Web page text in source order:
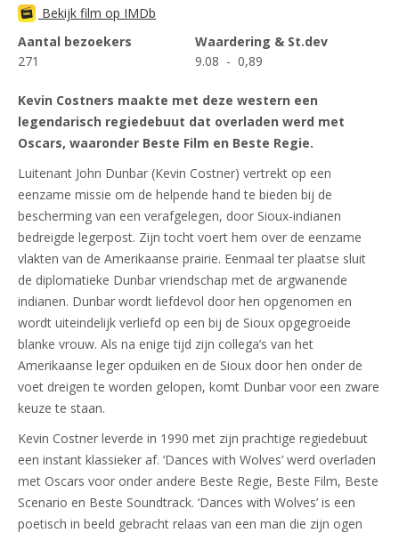
Bekijk film op IMDb
Aantal bezoekers
271
Waardering & St.dev
9.08 - 0,89
Kevin Costners maakte met deze western een
legendarisch regiedebuut dat overladen werd met
Oscars, waaronder Beste Film en Beste Regie.
Luitenant John Dunbar (Kevin Costner) vertrekt op een
eenzame missie om de helpende hand te bieden bij de
bescherming van een verafgelegen, door Sioux-indianen
bedreigde legerpost. Zijn tocht voert hem over de eenzame
vlakten van de Amerikaanse prairie. Eenmaal ter plaatse sluit
de diplomatieke Dunbar vriendschap met de argwanende
indianen. Dunbar wordt liefdevol door hen opgenomen en
wordt uiteindelijk verliefd op een bij de Sioux opgegroeide
blanke vrouw. Als na enige tijd zijn collega’s van het
Amerikaanse leger opduiken en de Sioux door hen onder de
voet dreigen te worden gelopen, komt Dunbar voor een zware
keuze te staan.
Kevin Costner leverde in 1990 met zijn prachtige regiedebuut
een instant klassieker af. ‘Dances with Wolves’ werd overladen
met Oscars voor onder andere Beste Regie, Beste Film, Beste
Scenario en Beste Soundtrack. ‘Dances with Wolves’ is een
poetisch in beeld gebracht relaas van een man die zijn ogen